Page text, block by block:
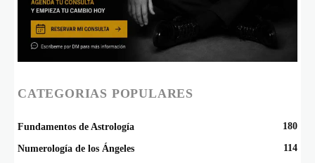
CATEGORIAS POPULARES
Fundamentos de Astrología 180
Numerología de los Ángeles 114